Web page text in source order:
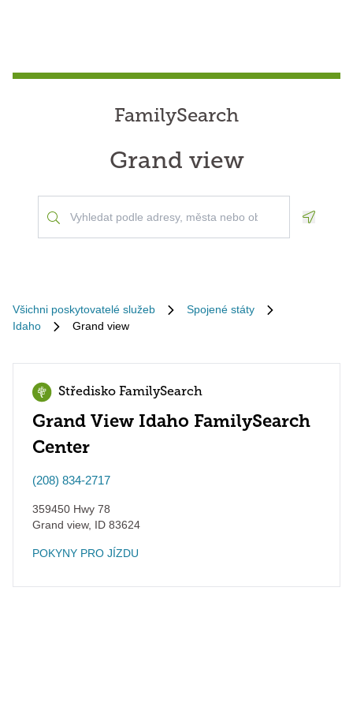
FamilySearch
Grand view
Všichni poskytovatelé služeb
Spojené státy
Idaho
Grand view
Středisko FamilySearch
Grand View Idaho FamilySearch
Center
(208) 834-2717
359450 Hwy 78
Grand view, ID 83624
POKYNY PRO JÍZDU